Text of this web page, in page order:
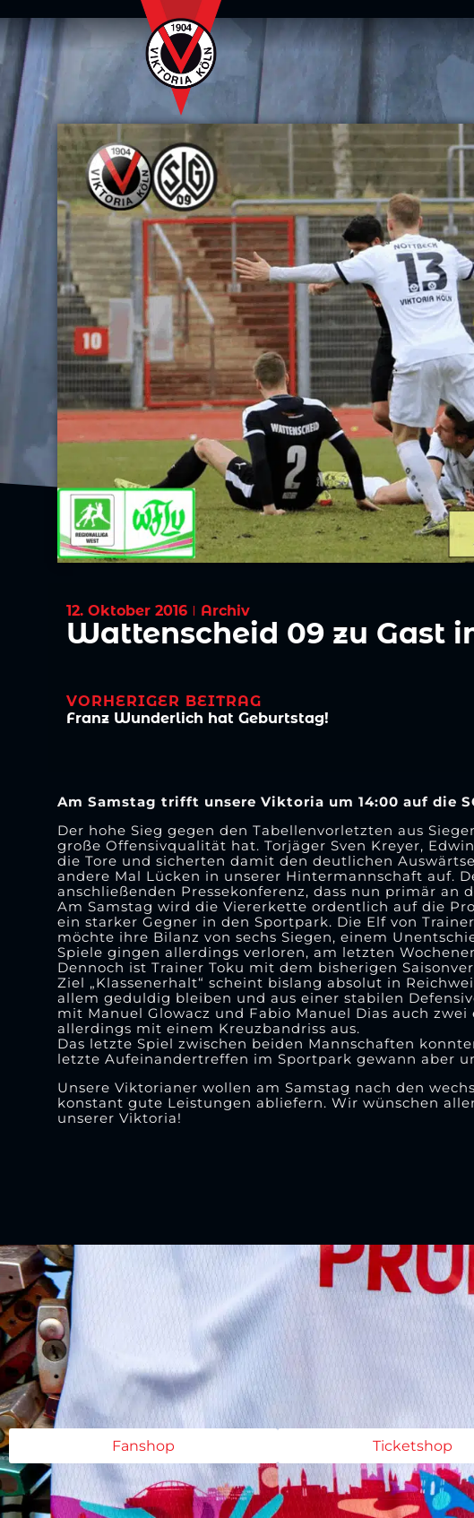
12. Oktober 2016 Archiv
Wattenscheid 09 zu Gast
VORHERIGER BEITRAG
Franz Wunderlich hat Geburtstag!
Am Samstag trifft unsere Viktoria um 14:00 auf die
Der hohe Sieg gegen den Tabellenvorletzten aus
große Offensivqualität hat. Torjäger Sven Kreyer,
die Tore und sicherten damit den deutlichen
andere Mal Lücken in unserer Hintermannschaft auf.
anschließenden Pressekonferenz, dass nun primär an
Am Samstag wird die Viererkette ordentlich auf die
ein starker Gegner in den Sportpark. Die Elf von
möchte ihre Bilanz von sechs Siegen, einem
Spiele gingen allerdings verloren, am letzten
Dennoch ist Trainer Toku mit dem bisherigen
Ziel „Klassenerhalt“ scheint bislang absolut in
allem geduldig bleiben und aus einer stabilen
mit Manuel Glowacz und Fabio Manuel Dias auch
allerdings mit einem Kreuzbandriss aus.
Das letzte Spiel zwischen beiden Mannschaften
letzte Aufeinandertreffen im Sportpark gewann aber
Unsere Viktorianer wollen am Samstag nach den
konstant gute Leistungen abliefern. Wir wünschen
unserer Viktoria!
Fanshop Ticketshop